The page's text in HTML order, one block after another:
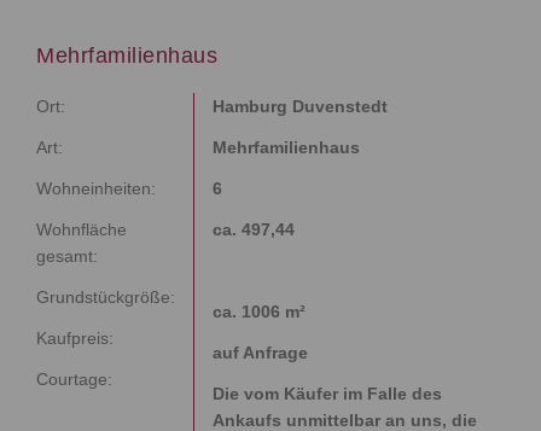
Mehrfamilienhaus
Ort:
Art:
Wohneinheiten:
Wohnfläche
gesamt:
Grundstückgröße:
Kaufpreis:
Courtage:
Hamburg Duvenstedt
Mehrfamilienhaus
6
ca. 497,44
ca. 1006 m²
auf Anfrage
Die vom Käufer im Falle des
Ankaufs unmittelbar an uns, die